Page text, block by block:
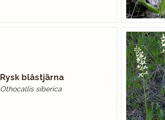
Rysk blåstjärna
Othocallis siberica